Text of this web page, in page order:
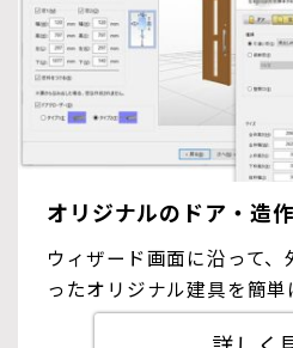
オリジナルのドア・造
ウィザード画面に沿って
ったオリジナル建具を簡単